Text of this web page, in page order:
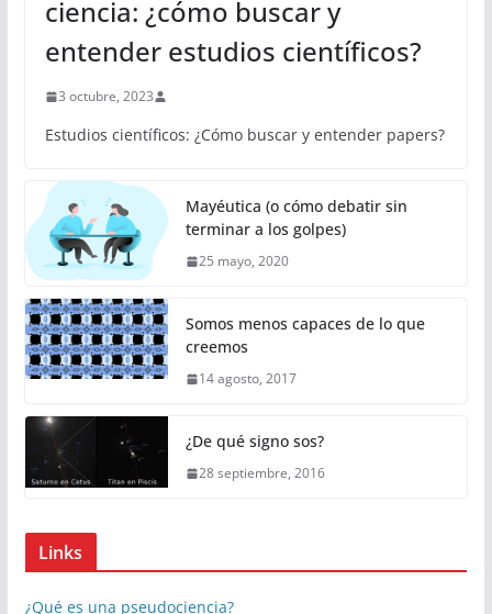
ciencia: ¿cómo buscar y
entender estudios científicos?
3 octubre, 2023
Estudios científicos: ¿Cómo buscar y entender papers?
Mayéutica (o cómo debatir sin
terminar a los golpes)
25 mayo, 2020
Somos menos capaces de lo que
creemos
14 agosto, 2017
¿De qué signo sos?
28 septiembre, 2016
Links
¿Qué es una pseudociencia?